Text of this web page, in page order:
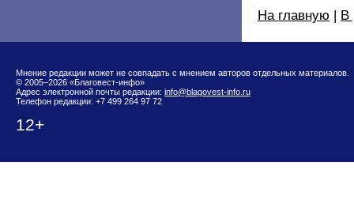
На главную | В
Мнение редакции может не совпадать с мнением авторов отдельных материалов.
© 2005–2026 «Благовест-инфо»
Адрес электронной почты редакции: info@blagovest-info.ru
Телефон редакции: +7 499 264 97 72
12+